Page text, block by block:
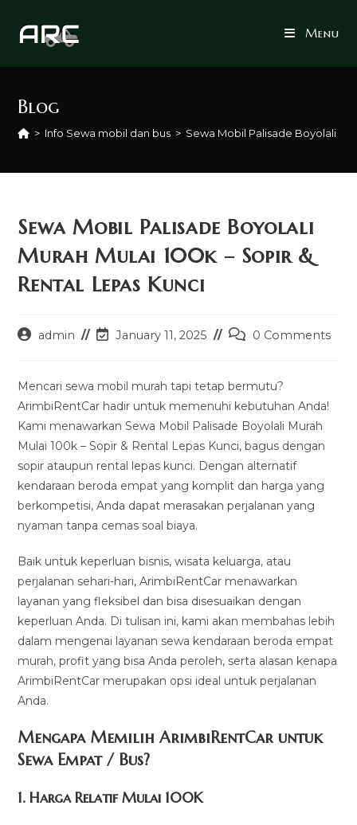
Menu
Blog
> Info Sewa mobil dan bus > Sewa Mobil Palisade Boyolali
Sewa Mobil Palisade Boyolali
Murah Mulai 100k – Sopir &
Rental Lepas Kunci
Postadmin
PostJanuary 11, 2025
Post0 Comments
Mencari sewa mobil murah tapi tetap bermutu?
ArimbiRentCar hadir untuk memenuhi kebutuhan Anda!
Kami menawarkan Sewa Mobil Palisade Boyolali Murah
Mulai 100k – Sopir & Rental Lepas Kunci, bagus dengan
sopir ataupun rental lepas kunci. Dengan alternatif
kendaraan beroda empat yang komplit dan harga yang
berkompetisi, Anda dapat merasakan perjalanan yang
nyaman tanpa cemas soal biaya.
Baik untuk keperluan bisnis, wisata keluarga, atau
perjalanan sehari-hari, ArimbiRentCar menawarkan
layanan yang fleksibel dan bisa disesuaikan dengan
keperluan Anda. Di tulisan ini, kami akan membahas lebih
dalam mengenai layanan sewa kendaraan beroda empat
murah, profit yang bisa Anda peroleh, serta alasan kenapa
ArimbiRentCar merupakan opsi ideal untuk perjalanan
Anda.
Mengapa Memilih ArimbiRentCar untuk
Sewa Empat / Bus?
1.Harga Relatif Mulai 100K